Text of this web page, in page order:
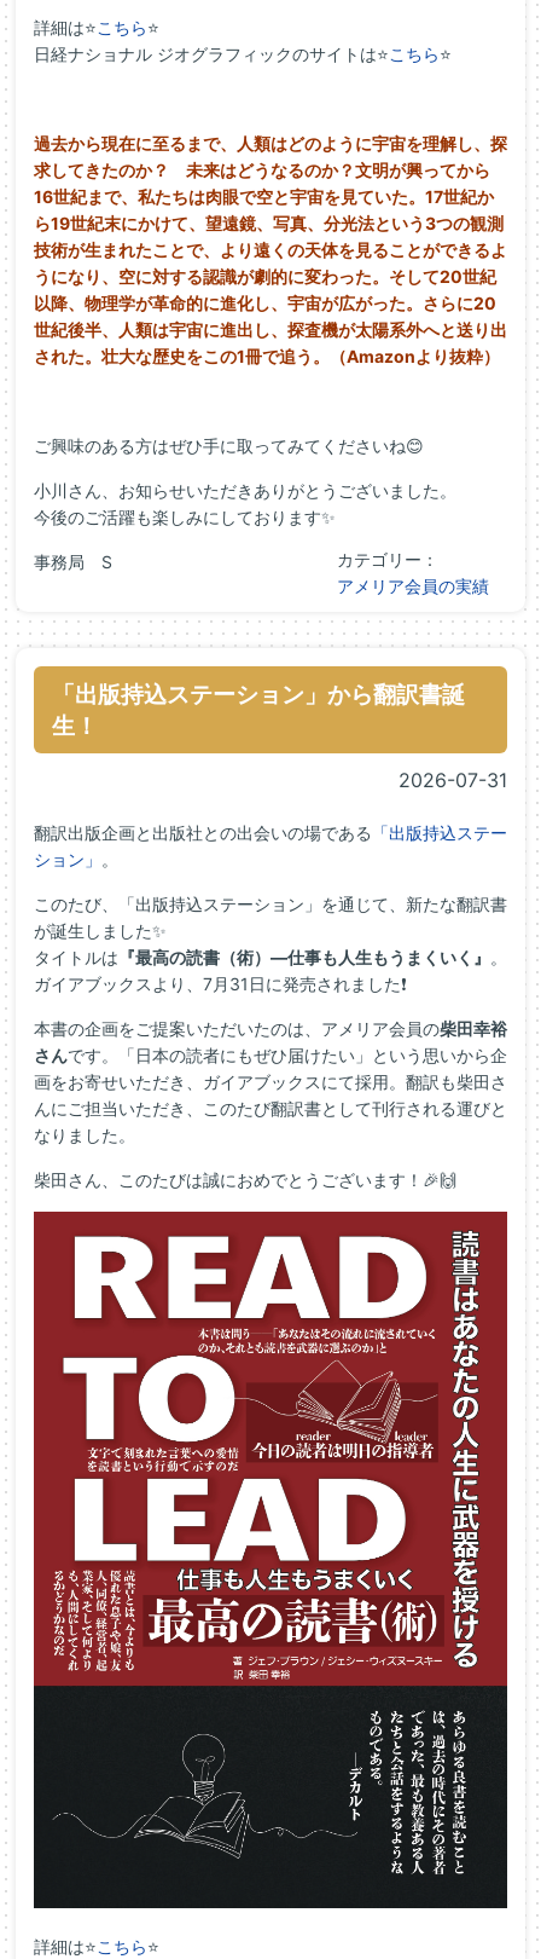
詳細は⭐こちら⭐
日経ナショナル ジオグラフィックのサイトは⭐こちら⭐
過去から現在に至るまで、人類はどのように宇宙を理解し、探
求してきたのか？ 未来はどうなるのか？文明が興ってから
16世紀まで、私たちは肉眼で空と宇宙を見ていた。17世紀か
ら19世紀末にかけて、望遠鏡、写真、分光法という3つの観測
技術が生まれたことで、より遠くの天体を見ることができるよ
うになり、空に対する認識が劇的に変わった。そして20世紀
以降、物理学が革命的に進化し、宇宙が広がった。さらに20
世紀後半、人類は宇宙に進出し、探査機が太陽系外へと送り出
された。壮大な歴史をこの1冊で追う。（Amazonより抜粋）
ご興味のある方はぜひ手に取ってみてくださいね😊
小川さん、お知らせいただきありがとうございました。
今後のご活躍も楽しみにしております✨
事務局 S
カテゴリー：
アメリア会員の実績
「出版持込ステーション」から翻訳書誕
生！
2026-07-31
翻訳出版企画と出版社との出会いの場である 「出版持込ステー
ション」 。
このたび、「出版持込ステーション」を通じて、新たな翻訳書
が誕生しました✨
タイトルは 『最高の読書（術）―仕事も人生もうまくいく』 。
ガイアブックスより、7月31日に発売されました❗
本書の企画をご提案いただいたのは、アメリア会員の柴田幸裕
さんです。「日本の読者にもぜひ届けたい」という思いから企
画をお寄せいただき、ガイアブックスにて採用。翻訳も柴田さ
んにご担当いただき、このたび翻訳書として刊行される運びと
なりました。
柴田さん、このたびは誠におめでとうございます！🎉🙌
詳細は⭐こちら⭐